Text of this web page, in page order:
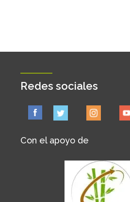
Redes sociales
Con el apoyo de